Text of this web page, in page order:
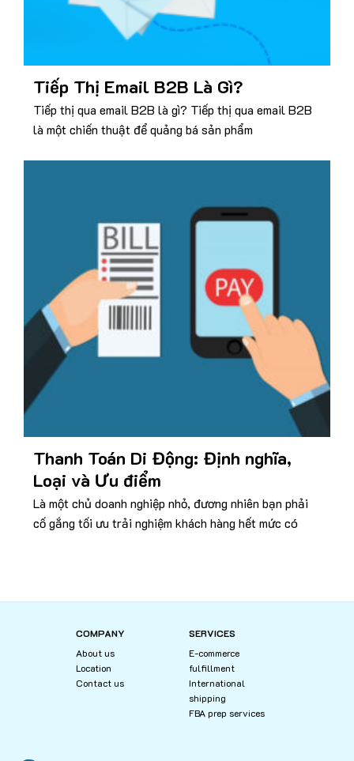
Tiếp Thị Email B2B Là Gì?
Tiếp thị qua email B2B là gì? Tiếp thị qua email B2B
là một chiến thuật để quảng bá sản phẩm
Thanh Toán Di Động: Định nghĩa,
Loại và Ưu điểm
Là một chủ doanh nghiệp nhỏ, đương nhiên bạn phải
cố gắng tối ưu trải nghiệm khách hàng hết mức có
COMPANY
About us
Location
Contact us
SERVICES
E-commerce
fulfillment
International
shipping
FBA prep services